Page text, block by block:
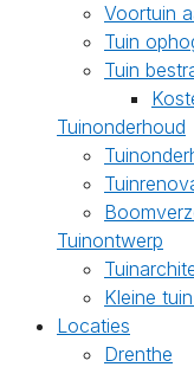
Voortuin
Tuin
Tuin
Tuinonderhoud
Tuinontwerp
Kleine
Locaties
Drenthe